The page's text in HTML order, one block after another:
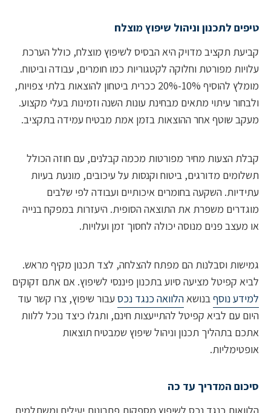
לתכנון וניהול שיפוץ מוצלח
תקציב מדויק היא הבסיס לשיפוץ מוצלח, כולל הערכת
מפורטת וחלוקה לקטגוריות כמו חומרים, עבודה וביטוח.
מומלץ להוסיף 10%-20% ככרית ביטחון להוצאות בלתי צפויות,
עיתוי מתאים מבחינת עונות השנה וזמינות בעלי מקצוע.
שוטף אחר ההוצאות בזמן אמת מבטיח עמידה בתקציב.
הצעות מחיר מפורטות מכמה קבלנים, עם חוזה הכולל
מדורגים, ביטוח וקנסות על עיכובים, מונעת בעיות
השקעה בחומרים איכותיים ועבודה לפי שלבים
משפרת את התוצאה הסופית. היעזרות במפקח בנייה
פנים מנוסה יכולה לחסוך זמן ועלויות.
וסבלנות הם מפתח להצלחה, לצד תכנון מקיף מראש.
קפיטל מציעה סיוע בתכנון פיננסי לשיפוץ. אם אתם זקוקים
נוסףבנושאהלוואה כנגד נכסעבור שיפוץ, צרו קשר עוד
עם לביא קפיטל להתייעצות חינם, ותגלו כיצד נוכל ללוות
בתהליך תכנון וניהול שיפוץ שמבטיח תוצאות
המדריך עד כה
כנגד נכס לשיפוץ מספקות פתרונות יעילים ומשתלמים